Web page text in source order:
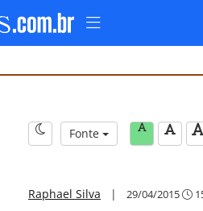
Fonte
Raphael Silva | 29/04/2015